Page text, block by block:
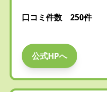
口コミ件数 250件
公式HPへ